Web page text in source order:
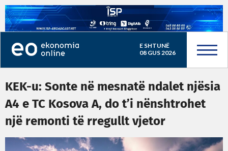
E SHTUNË
08 GUS 2026
KEK-u: Sonte në mesnatë ndalet njësia
A4 e TC Kosova A, do t’i nënshtrohet
një remonti të rregullt vjetor